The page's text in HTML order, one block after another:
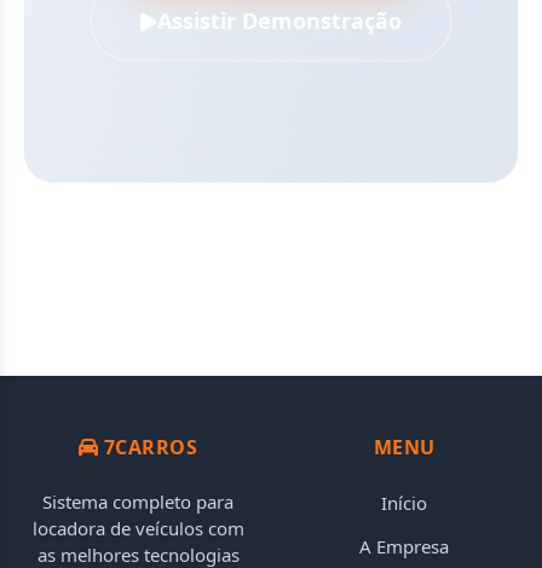
Assistir Demonstração
7CARROS
Sistema completo para
locadora de veículos com
as melhores tecnologias
MENU
Início
A Empresa